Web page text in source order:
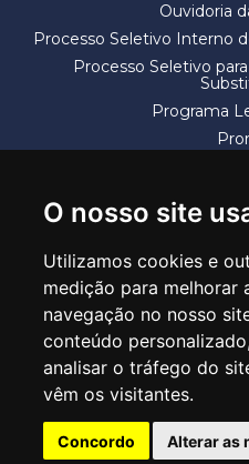
O nosso site
Utilizamos cookies e
medição para melhorar
navegação no nosso
conteúdo
analisar o tráfego do
vêm os visitantes.
Concordo Alterar as
Ouvidoria
Processo Seletivo Interno
Processo Seletivo
Programa
SECRETARIA
Rua Claudino Barbosa, 313 -
Central de